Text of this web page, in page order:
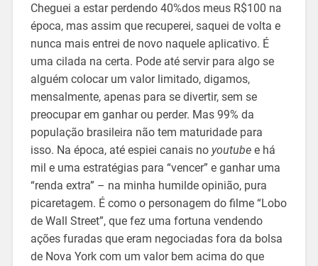
Cheguei a estar perdendo 40%dos meus R$100 na
época, mas assim que recuperei, saquei de volta e
nunca mais entrei de novo naquele aplicativo. É
uma cilada na certa. Pode até servir para algo se
alguém colocar um valor limitado, digamos,
mensalmente, apenas para se divertir, sem se
preocupar em ganhar ou perder. Mas 99% da
população brasileira não tem maturidade para
isso. Na época, até espiei canais no youtube e há
mil e uma estratégias para “vencer” e ganhar uma
“renda extra” – na minha humilde opinião, pura
picaretagem. É como o personagem do filme “Lobo
de Wall Street”, que fez uma fortuna vendendo
ações furadas que eram negociadas fora da bolsa
de Nova York com um valor bem acima do que